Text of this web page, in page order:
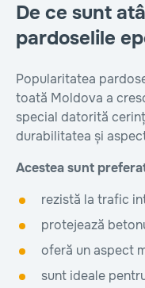
De ce sunt
pardoselile
Popularitatea
toată Moldova a
special datorită
durabilitatea și
Acestea sunt
rezistă la trafic
protejează
oferă un aspect
sunt ideale